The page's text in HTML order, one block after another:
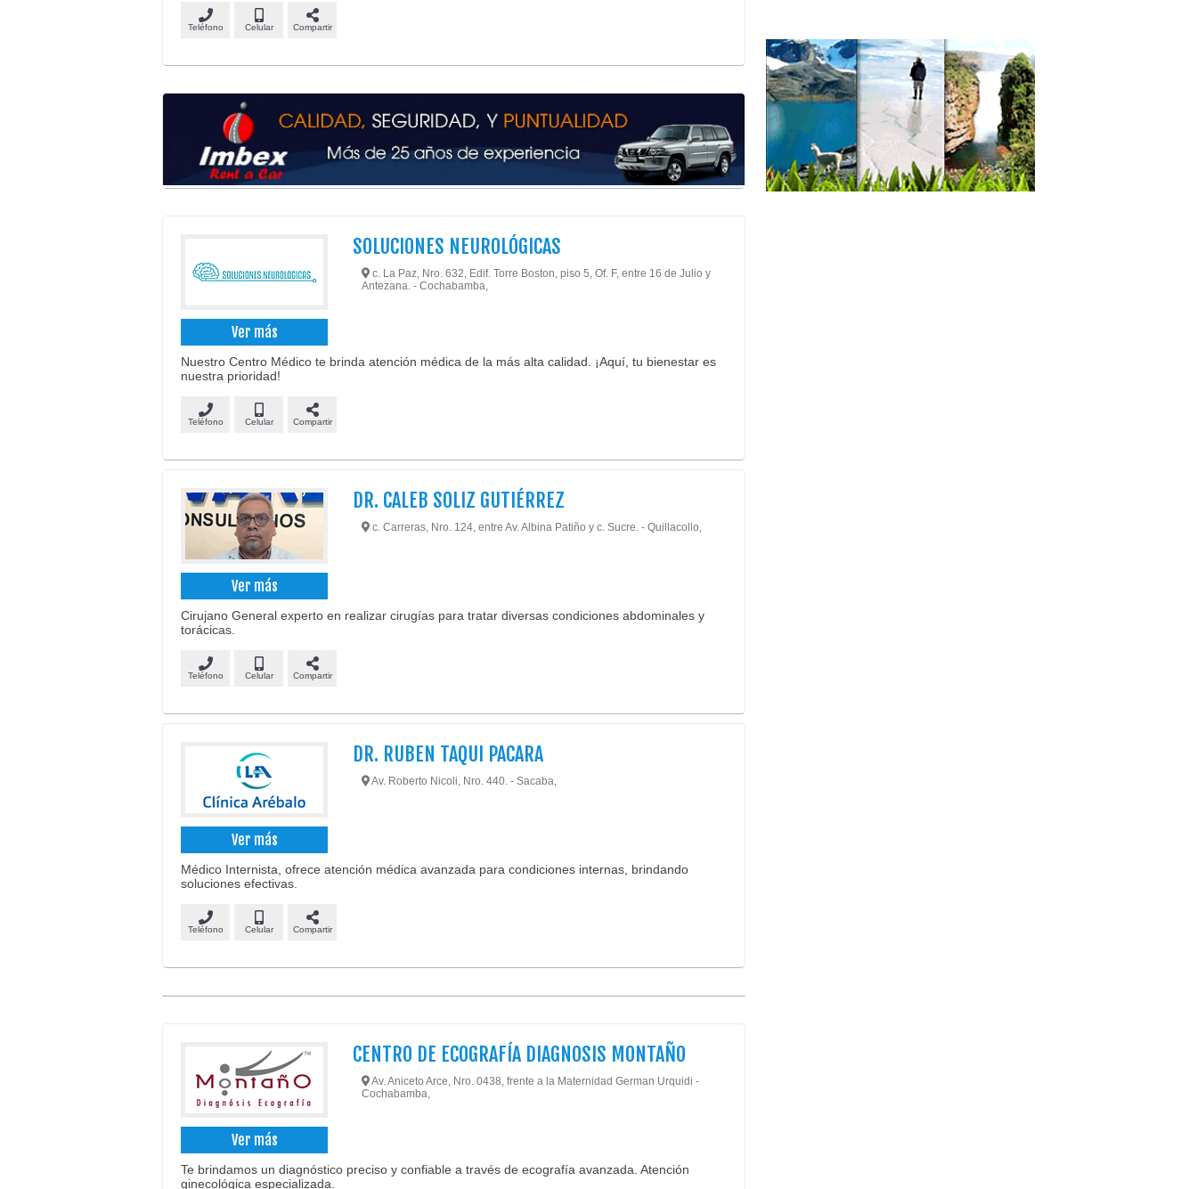
Teléfono Celular Compartir
Ver más
SOLUCIONES NEUROLÓGICAS
c. La Paz, Nro. 632, Edif. Torre Boston, piso 5, Of. F, entre 16 de Julio y
Antezana. - Cochabamba,
Nuestro Centro Médico te brinda atención médica de la más alta calidad. ¡Aquí, tu bienestar es
nuestra prioridad!
Teléfono Celular Compartir
Ver más
DR. CALEB SOLIZ GUTIÉRREZ
c. Carreras, Nro. 124, entre Av. Albina Patiño y c. Sucre. - Quillacollo,
Cirujano General experto en realizar cirugías para tratar diversas condiciones abdominales y
torácicas.
Teléfono Celular Compartir
Ver más
DR. RUBEN TAQUI PACARA
Av. Roberto Nicoli, Nro. 440. - Sacaba,
Médico Internista, ofrece atención médica avanzada para condiciones internas, brindando
soluciones efectivas.
Teléfono Celular Compartir
Ver más
CENTRO DE ECOGRAFÍA DIAGNOSIS MONTAÑO
Av. Aniceto Arce, Nro. 0438, frente a la Maternidad German Urquidi -
Cochabamba,
Te brindamos un diagnóstico preciso y confiable a través de ecografía avanzada. Atención
ginecológica especializada.